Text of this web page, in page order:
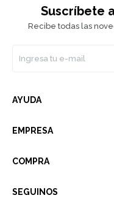
Suscríbete
Recibe todas las
AYUDA
EMPRESA
COMPRA
SEGUINOS